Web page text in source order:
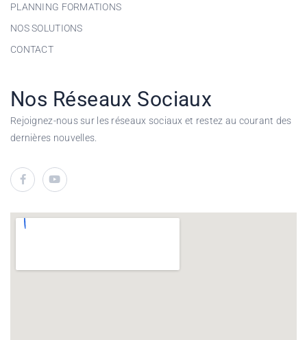
PLANNING FORMATIONS
NOS SOLUTIONS
CONTACT
Nos Réseaux Sociaux
Rejoignez-nous sur les réseaux sociaux et restez au courant des
dernières nouvelles.